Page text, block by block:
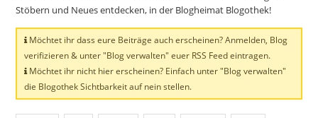
Stöbern und Neues entdecken, in der Blogheimat Blogothek!
Möchtet ihr dass eure Beiträge auch erscheinen? Anmelden, Blog
verifizieren & unter "Blog verwalten" euer RSS Feed eintragen.
Möchtet ihr nicht hier erscheinen? Einfach unter "Blog verwalten"
die Blogothek Sichtbarkeit auf nein stellen.